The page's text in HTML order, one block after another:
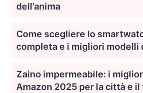
dell’anima
Come scegliere lo
completa e i migliori modelli
Zaino impermeabile: i
Amazon 2025 per la città e